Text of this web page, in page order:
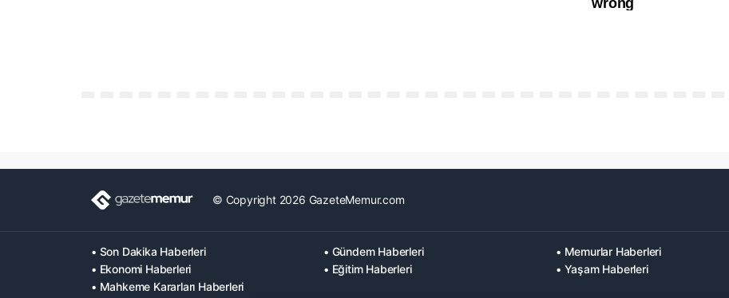
© Copyright 2026 GazeteMemur.com
• Son Dakika Haberleri • Gündem Haberleri • Memurlar Haberleri
• Ekonomi Haberleri
• Eğitim Haberleri • Yaşam Haberleri
• Mahkeme Kararları Haberleri